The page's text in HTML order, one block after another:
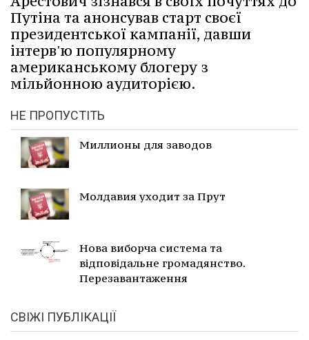
Путіна та анонсував старт своєї
президентської кампанії, давши
інтерв'ю популярному
американському блогеру з
мільйонною аудиторією.
НЕ ПРОПУСТІТЬ
Миллионы для заводов
Молдавия уходит за Прут
Нова виборча система та
відповідальне громадянство.
Перезавантаження
СВІЖІ ПУБЛІКАЦІЇ